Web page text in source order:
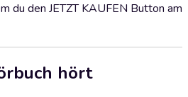
du den JETZT KAUFEN Button am
hört